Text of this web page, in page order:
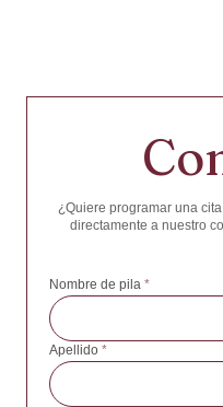
¿Quiere programar una
directamente a nuestro
Nombre de pila *
Apellido *